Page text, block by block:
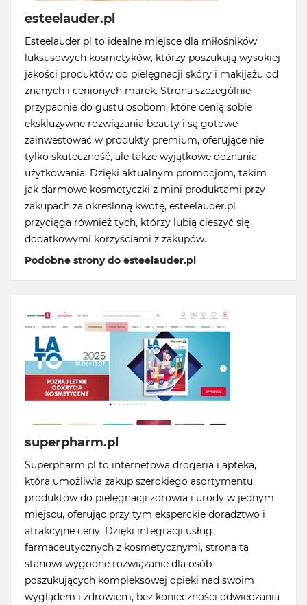
esteelauder.pl
Esteelauder.pl to idealne miejsce dla miłośników
luksusowych kosmetyków, którzy poszukują wysokiej
jakości produktów do pielęgnacji skóry i makijażu od
znanych i cenionych marek. Strona szczególnie
przypadnie do gustu osobom, które cenią sobie
ekskluzywne rozwiązania beauty i są gotowe
zainwestować w produkty premium, oferujące nie
tylko skuteczność, ale także wyjątkowe doznania
użytkowania. Dzięki aktualnym promocjom, takim
jak darmowe kosmetyczki z mini produktami przy
zakupach za określoną kwotę, esteelauder.pl
przyciąga również tych, którzy lubią cieszyć się
dodatkowymi korzyściami z zakupów.
Podobne strony do esteelauder.pl
superpharm.pl
Superpharm.pl to internetowa drogeria i apteka,
która umożliwia zakup szerokiego asortymentu
produktów do pielęgnacji zdrowia i urody w jednym
miejscu, oferując przy tym eksperckie doradztwo i
atrakcyjne ceny. Dzięki integracji usług
farmaceutycznych z kosmetycznymi, strona ta
stanowi wygodne rozwiązanie dla osób
poszukujących kompleksowej opieki nad swoim
wyglądem i zdrowiem, bez konieczności odwiedzania